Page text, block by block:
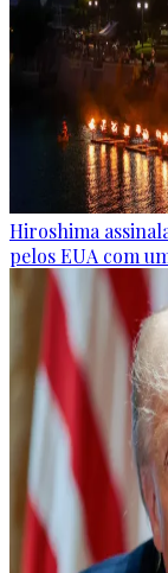
Hiroshima
pelos EUA com